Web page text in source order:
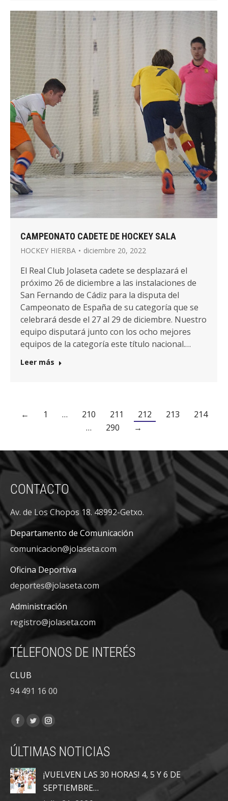
CAMPEONATO CADETE DE HOCKEY SALA
HOCKEY HIERBA diciembre 20, 2022
El Real Club Jolaseta cadete se desplazará el
próximo 26 de diciembre a las instalaciones de
San Fernando de Cádiz para la disputa del
Campeonato de España de su categoría que se
celebrará desde el 27 al 29 de diciembre. Nuestro
equipo disputará junto con los ocho mejores
equipos de la categoría este título nacional.…
Leer más
← 1 … 210 211 212 213
214
…
290 →
CONTACTO
Av. de Los Chopos 18. 48992-Getxo.
Departamento de Comunicación
comunicacion@jolaseta.com
Oficina Deportiva
deportes@jolaseta.com
Administración
registro@jolaseta.com
TÉLEFONOS DE INTERÉS
CLUB
94 491 16 00
Encuéntranos en:
Facebook
opens
in
new
window
Twitter
opens
in
new
window
Instagram
opens
new
window
ÚLTIMAS NOTICIAS
¡VUELVEN LAS 30 HORAS! 4, 5 Y 6 DE
SEPTIEMBRE…